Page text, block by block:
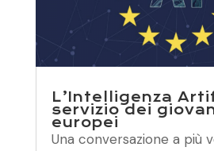
L’Intelligenza
servizio dei
europei
Una conversazione a più